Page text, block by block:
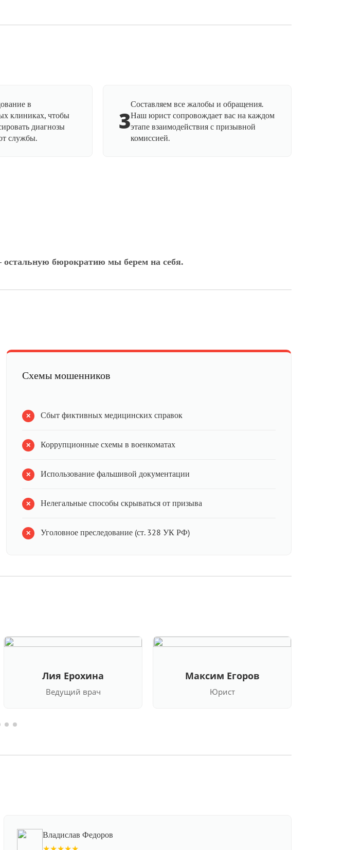
в
клиниках, чтобы
диагнозы
службы.
3
Составляем все жалобы и обращения.
Наш юрист сопровождает вас на каждом
этапе взаимодействия с призывной
комиссией.
остальную бюрократию мы берем на себя.
Схемы мошенников
Сбыт фиктивных медицинских справок
Коррупционные схемы в военкоматах
Использование фальшивой документации
Нелегальные способы скрываться от призыва
Уголовное преследование (ст. 328 УК РФ)
Лия Ерохина
Ведущий врач
Максим Егоров
Юрист
Владислав Федоров